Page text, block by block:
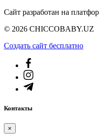
Сайт разработан на
© 2026 CHICCOBABY.UZ
Создать cайт бесплатно
Контакты
×